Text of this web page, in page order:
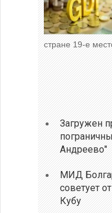
стране 19-е
Загружен
Андреево"
МИД
советует
Кубу